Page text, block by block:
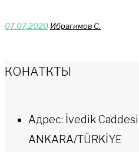
07.07.2020 Ибрагимов С.
КОНАТКТЫ
Адрес: İvedik
ANKARA/TÜRKİYE